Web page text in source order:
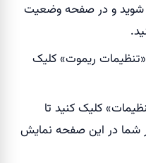
شوید و در صفحه وضعیت
ریموت» کلیک
کلیک کنید تا
شما در این صفحه نمایش